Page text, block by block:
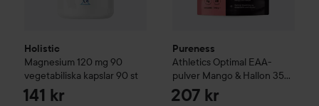
Holistic
Magnesium 120 mg 90
vegetabiliska kapslar 90 st
141 kr
Pureness
Athletics Optimal EAA-
pulver Mango & Hallon 350
g
207 kr